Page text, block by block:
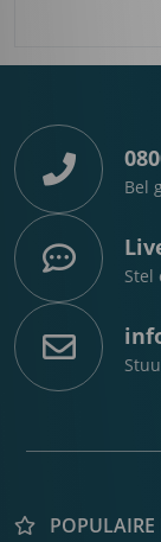
Bel
Stel
POPULAIRE